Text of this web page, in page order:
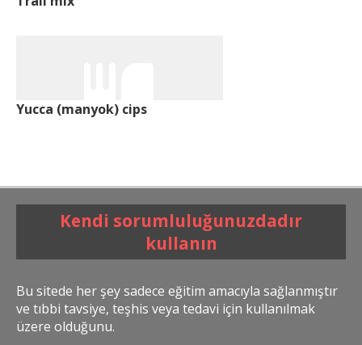
Yucca (manyok) cips
Kendi sorumluluğunuzdadır
kullanın
Bu sitede her şey sadece eğitim amacıyla sağlanmıştır
ve tıbbi tavsiye, teşhis veya tedavi için kullanılmak
üzere olduğunu.